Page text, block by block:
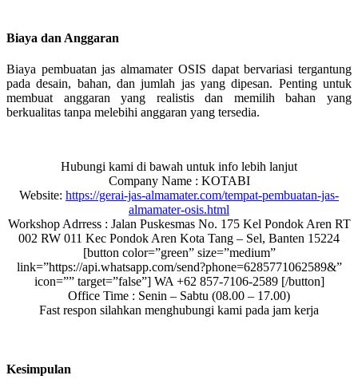
Biaya dan Anggaran
Biaya pembuatan jas almamater OSIS dapat bervariasi tergantung
pada desain, bahan, dan jumlah jas yang dipesan. Penting untuk
membuat anggaran yang realistis dan memilih bahan yang
berkualitas tanpa melebihi anggaran yang tersedia.
Hubungi kami di bawah untuk info lebih lanjut
Company Name : KOTABI
Website: https://gerai-jas-almamater.com/tempat-pembuatan-jas-
almamater-osis.html
Workshop Adrress : Jalan Puskesmas No. 175 Kel Pondok Aren RT
002 RW 011 Kec Pondok Aren Kota Tang – Sel, Banten 15224
[button color=”green” size=”medium”
link=”https://api.whatsapp.com/send?phone=6285771062589&”
icon=”” target=”false”] WA +62 857-7106-2589 [/button]
Office Time : Senin – Sabtu (08.00 – 17.00)
Fast respon silahkan menghubungi kami pada jam kerja
Kesimpulan